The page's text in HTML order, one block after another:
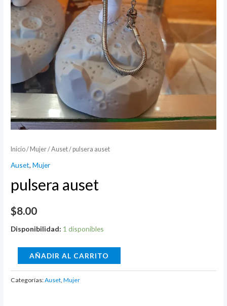
Inicio/ Mujer/Auset/ pulsera auset
Auset,Mujer
pulsera auset
$8.00
Disponibilidad: 1 disponibles
pulsera
auset
cantidad
AÑADIR AL CARRITO
Categorías:Auset ,Mujer